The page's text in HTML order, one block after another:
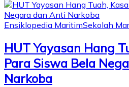
Ensiklopedia MaritimSekolah
HUT Yayasan Hang
Para Siswa Bela
Narkoba